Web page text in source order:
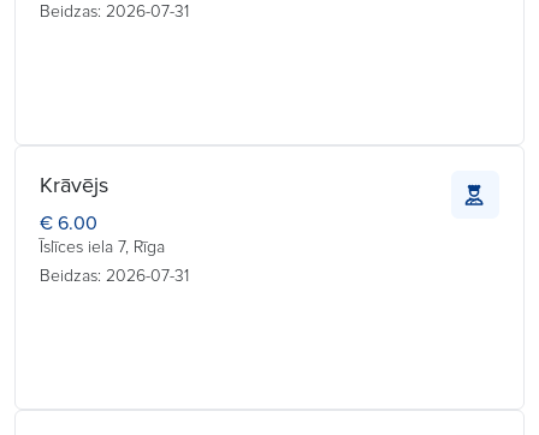
Beidzas: 2026-07-31
Krāvējs
€ 6.00
Īslīces iela 7, Rīga
Beidzas: 2026-07-31